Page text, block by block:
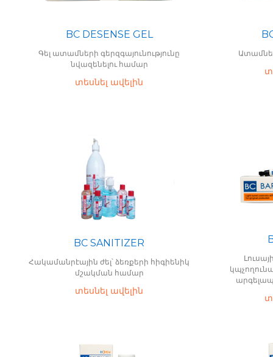
BC DESENSE GEL
Գել ատամների գերզգայունությունը
նվազենելու համար
տեսնել ավելին
BC SANITIZER
Հակամանրէային ժել՝ ձեռքերի հիգիենիկ
մշակման համար
տեսնել ավելին